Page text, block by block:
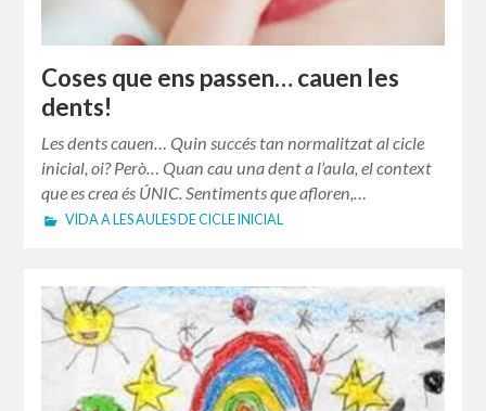
Coses que ens passen… cauen les
dents!
Les dents cauen… Quin succés tan normalitzat al cicle
inicial, oi? Però… Quan cau una dent a l’aula, el context
que es crea és ÚNIC. Sentiments que afloren,…
VIDA A LES AULES DE CICLE INICIAL